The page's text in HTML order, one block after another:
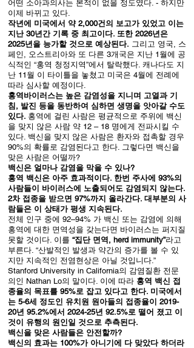
어떤 소아과의사는 본적이 없을 정도였다. - 하지만
이제 바뀌고 있다.
작년에 미국에서 약 2,000건의 보고가 있었고 이는
지난 30년간 기록 중 최고이다. 또한 2026년은
2025년을 능가할 것으로 예상된다. 그리고 영국, 스
페인, 오스트리아와 또 다른 3개국은 지난 1월에 공
식적인 “홍역 청정지역”에서 탈락했다. 캐나다도 지
난 11월 이 타이틀을 놓쳤고 미국은 4월에 전례에
따라 심사할 예정이다.
홍역바이러스는 높은 감염성을 지니며 고열과 기
침, 발진 등을 동반하여 심하면 생명을 앗아갈 수도
있다. 홍역에 걸린 사람은 평균적으로 주위에 백신
을 맞지 않은 사람 약 12 – 18 명에게 전파시킬 수
있다. 백신을 맞지 않은 사람은 환자와 접촉할 경우
90%의 확률로 감염된다고 한다. 그렇다면 백신을
맞은 사람은 어떨까?
백신은 얼마나 감염을 막을 수 있나?
홍역 백신은 아주 효과적이다. 한번 주사에 93%의
사람들이 바이러스에 노출되어도 감염되지 않는다.
2차 접종을 받으면 97%까지 올라간다. 대부분의 사
람들은 이 상태가 평생 지속된다.
전체 인구 중에 92–94% 가 백신 또는 감염에 의해
홍역에 대한 면역성을 갖는다면 바이러스는 퍼지질
못할 것이다. 이를 “집단 면역, herd immunity”라고
부른다. “산발적인 발생과 약간의 증가를 볼 수 있
지만 지속적인 전염현상은 아닐 것입니다.”
Stanford University in California의 감염질환 전문
의인 Nathan Lo의 말이다. 이에 따라 홍역 백신 접
종율의 목표를 95%로 잡고 있다고 한다. 미국에서
는 5-6세 정도인 유치원 원아들의 접종율이 2019-
20년 95.2%에서 2024-25년 92.5%로 떨어 졌고 이
것이 유행의 원인일 것으로 추측된다.
백신을 맞은 사람들은 안전할까?
백신의 효과는 100%가 아니기에 다 맞았다 하더라